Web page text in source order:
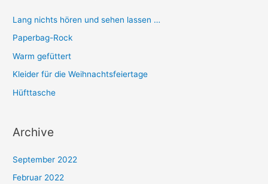
n
n
a
Lang nichts hören und sehen lassen …
Paperbag-Rock
Warm gefüttert
Kleider für die Weihnachtsfeiertage
Hüfttasche
Archive
September 2022
Februar 2022